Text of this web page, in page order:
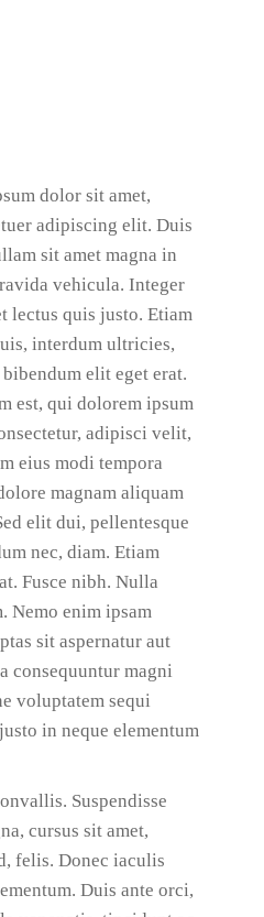
dolor sit amet,
adipiscing elit. Duis
sit amet magna in
vehicula. Integer
lectus quis justo. Etiam
interdum ultricies,
elit eget erat.
est, qui dolorem ipsum
adipisci velit,
eius modi tempora
magnam aliquam
elit dui, pellentesque
nec, diam. Etiam
Fusce nibh. Nulla
Nemo enim ipsam
sit aspernatur aut
consequuntur magni
voluptatem sequi
in neque elementum
Suspendisse
cursus sit amet,
felis. Donec iaculis
Duis ante orci,